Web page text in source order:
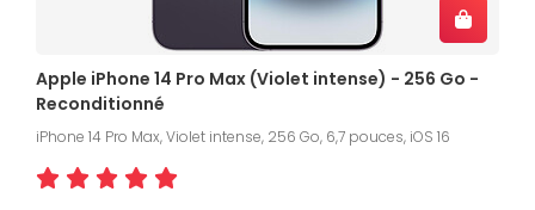
Apple iPhone 14 Pro Max (Violet intense) - 256 Go -
Reconditionné
iPhone 14 Pro Max, Violet intense, 256 Go, 6,7 pouces, iOS 16